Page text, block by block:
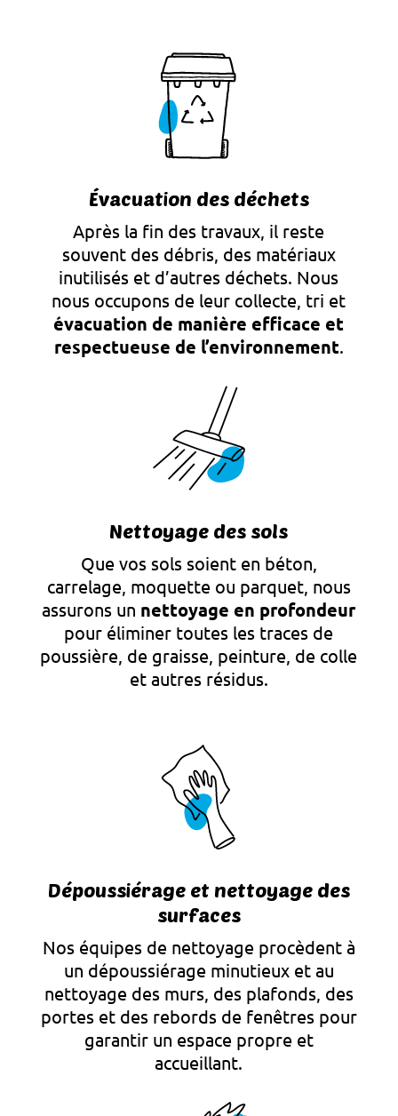
Évacuation des déchets
Après la fin des travaux, il reste
souvent des débris, des matériaux
inutilisés et d’autres déchets. Nous
nous occupons de leur collecte, tri et
évacuation de manière efficace et
respectueuse de l’environnement.
Nettoyage des sols
Que vos sols soient en béton,
carrelage, moquette ou parquet, nous
assurons un nettoyage en profondeur
pour éliminer toutes les traces de
poussière, de graisse, peinture, de colle
et autres résidus.
Dépoussiérage et nettoyage des
surfaces
Nos équipes de nettoyage procèdent à
un dépoussiérage minutieux et au
nettoyage des murs, des plafonds, des
portes et des rebords de fenêtres pour
garantir un espace propre et
accueillant.